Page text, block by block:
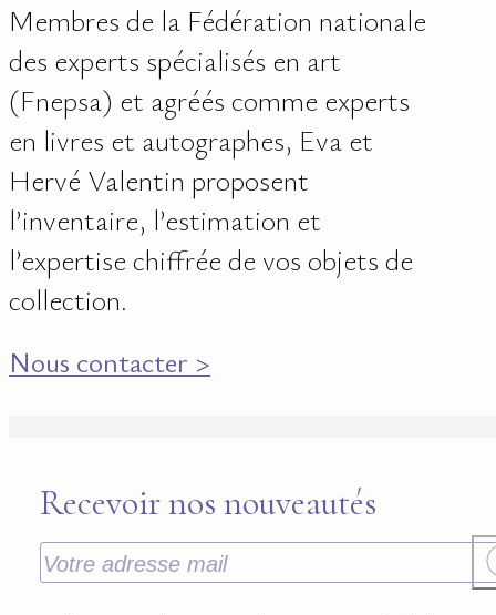
Membres de la Fédération nationale
des experts spécialisés en art
(Fnepsa) et agréés comme experts
en livres et autographes, Eva et
Hervé Valentin proposent
l’inventaire, l’estimation et
l’expertise chiffrée de vos objets de
collection.
Nous contacter >
Recevoir nos nouveautés